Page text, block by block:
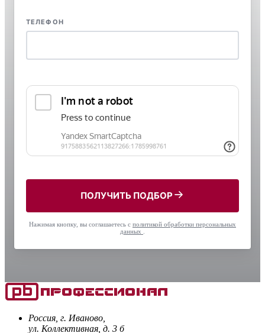
ТЕЛЕФОН
ПОЛУЧИТЬ ПОДБОР
Нажимая кнопку, вы соглашаетесь с политикой обработки персональных
данных
Россия, г. Иваново,
ул. Коллективная, д. 3 б